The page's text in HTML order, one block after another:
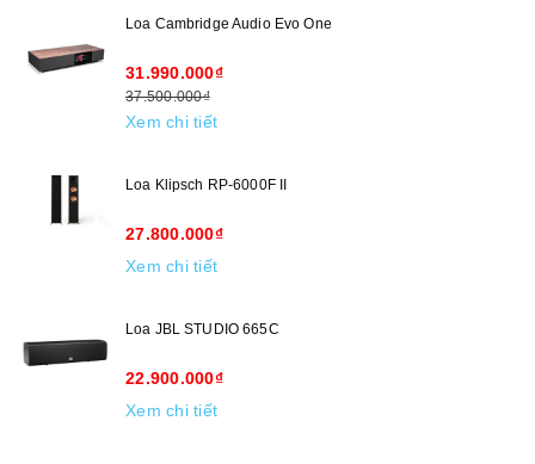
Loa Cambridge Audio Evo One
31.990.000₫
37.500.000₫
Xem chi tiết
Loa Klipsch RP-6000F II
27.800.000₫
Xem chi tiết
Loa JBL STUDIO 665C
22.900.000₫
Xem chi tiết